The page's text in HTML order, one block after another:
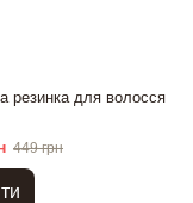
резинка для волосся
449 грн